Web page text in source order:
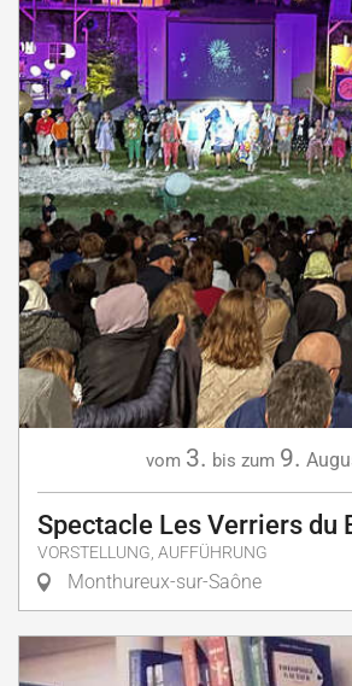
vom 3. bis zum 9.
Spectacle Les Verriers du
VORSTELLUNG, AUFFÜHRUNG
Monthureux-sur-Saône